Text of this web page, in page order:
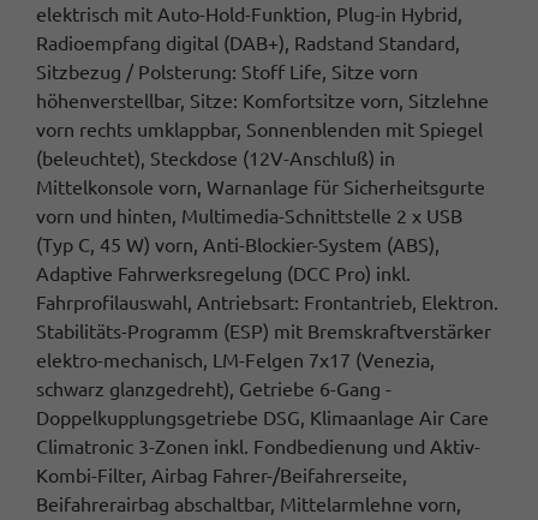
elektrisch mit Auto-Hold-Funktion, Plug-in Hybrid,
Radioempfang digital (DAB+), Radstand Standard,
Sitzbezug / Polsterung: Stoff Life, Sitze vorn
höhenverstellbar, Sitze: Komfortsitze vorn, Sitzlehne
vorn rechts umklappbar, Sonnenblenden mit Spiegel
(beleuchtet), Steckdose (12V-Anschluß) in
Mittelkonsole vorn, Warnanlage für Sicherheitsgurte
vorn und hinten, Multimedia-Schnittstelle 2 x USB
(Typ C, 45 W) vorn, Anti-Blockier-System (ABS),
Adaptive Fahrwerksregelung (DCC Pro) inkl.
Fahrprofilauswahl, Antriebsart: Frontantrieb, Elektron.
Stabilitäts-Programm (ESP) mit Bremskraftverstärker
elektro-mechanisch, LM-Felgen 7x17 (Venezia,
schwarz glanzgedreht), Getriebe 6-Gang -
Doppelkupplungsgetriebe DSG, Klimaanlage Air Care
Climatronic 3-Zonen inkl. Fondbedienung und Aktiv-
Kombi-Filter, Airbag Fahrer-/Beifahrerseite,
Beifahrerairbag abschaltbar, Mittelarmlehne vorn,